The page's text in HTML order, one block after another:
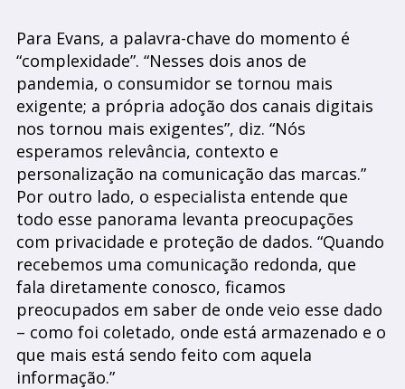
Para Evans, a palavra-chave do momento é
“complexidade”. “Nesses dois anos de
pandemia, o consumidor se tornou mais
exigente; a própria adoção dos canais digitais
nos tornou mais exigentes”, diz. “Nós
esperamos relevância, contexto e
personalização na comunicação das marcas.”
Por outro lado, o especialista entende que
todo esse panorama levanta preocupações
com privacidade e proteção de dados. “Quando
recebemos uma comunicação redonda, que
fala diretamente conosco, ficamos
preocupados em saber de onde veio esse dado
– como foi coletado, onde está armazenado e o
que mais está sendo feito com aquela
informação.”